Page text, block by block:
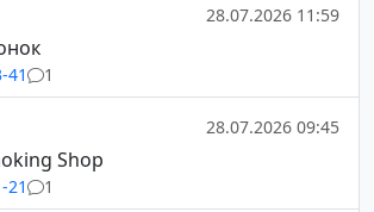
28.07.2026 11:59
41 1
28.07.2026 09:45
Shop
21 1